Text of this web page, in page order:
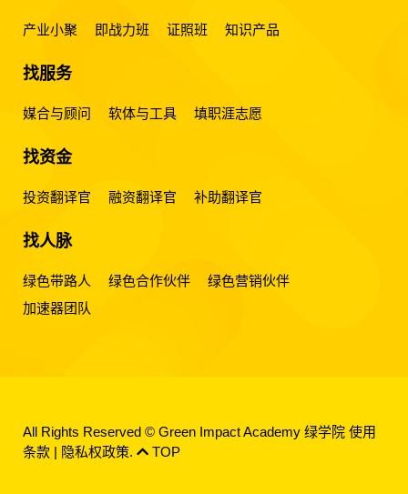
产业小聚 即战力班 证照班 知识产品
找服务
媒合与顾问 软体与工具 填职涯志愿
找资金
投资翻译官 融资翻译官 补助翻译官
找人脉
绿色带路人 绿色合作伙伴
绿色营销伙伴
加速器团队
All Rights Reserved © Green Impact Academy 绿学院 使用
条款 | 隐私权政策. TOP